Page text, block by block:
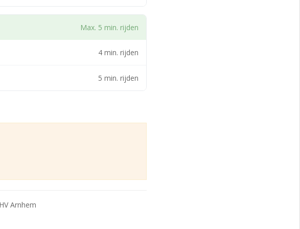
Max. 5 min. rijden
4 min. rijden
5 min. rijden
Arnhem